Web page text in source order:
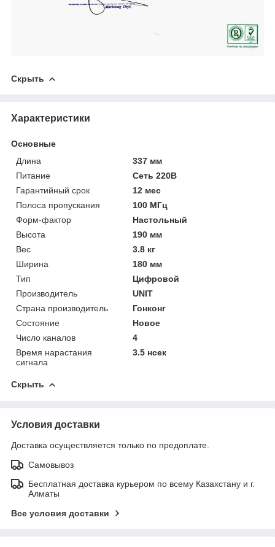
Скрыть
Характеристики
Основные
Длина
337 мм
Питание
Сеть 220В
Гарантийный срок
12 мес
Полоса пропускания
100 МГц
Форм-фактор
Настольный
Высота
190 мм
Вес
3.8 кг
Ширина
180 мм
Тип
Цифровой
Производитель
UNIT
Страна производитель
Гонконг
Состояние
Новое
Число каналов
4
Время нарастания
сигнала
3.5 нсек
Скрыть
Условия доставки
Доставка осуществляется только по предоплате.
Самовывоз
Бесплатная доставка курьером по всему Казахстану и г.
Алматы
Все условия доставки